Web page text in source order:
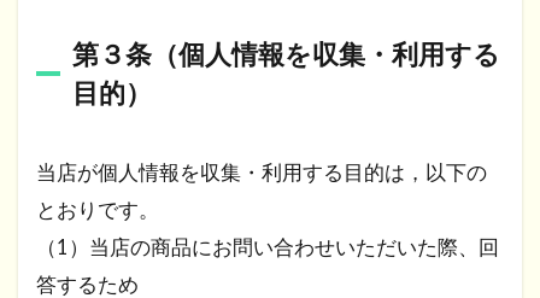
第３条（個人情報を収集・利用する
目的）
当店が個人情報を収集・利用する目的は，以下の
とおりです。
（1）当店の商品にお問い合わせいただいた際、回
答するため